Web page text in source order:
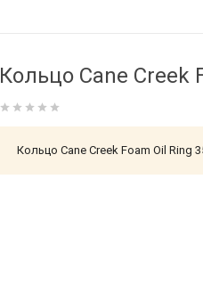
Кольцо Cane Creek
Кольцо Cane Creek Foam Oil Ring